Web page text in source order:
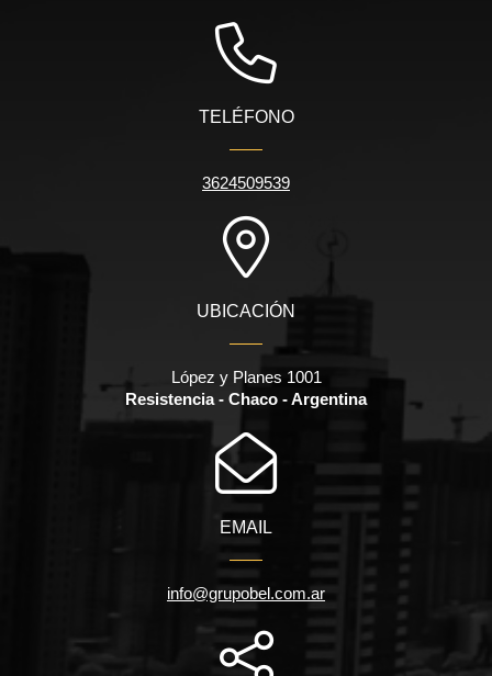
TELÉFONO
3624509539
UBICACIÓN
López y Planes 1001
Resistencia - Chaco - Argentina
EMAIL
info@grupobel.com.ar